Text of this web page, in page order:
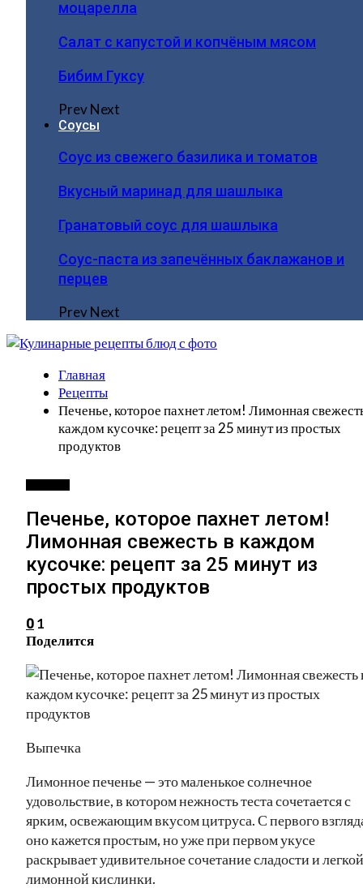
моцарелла
Салат с капустой и копчёным мясом
Бибим Гуксу
PrevNext
Соусы
Соус из свежего базилика и томатов
Вкусный маринад для шашлыка
Гранатовый соус для шашлыка
Соус-паста из запечённых баклажанов и
перцев
PrevNext
Главная
Рецепты
Печенье, которое пахнет летом! Лимонная
каждом кусочке: рецепт за 25 минут из простых
продуктов
Печенье, которое пахнет летом!
Лимонная свежесть в каждом
кусочке: рецепт за 25 минут из
простых продуктов
0 1
Поделится
Выпечка
Лимонное печенье — это маленькое солнечное
удовольствие, в котором нежность теста сочетается с
ярким, освежающим вкусом цитруса. С первого
оно кажется простым, но уже при первом укусе
раскрывает удивительное сочетание сладости и легкой
лимонной кислинки.